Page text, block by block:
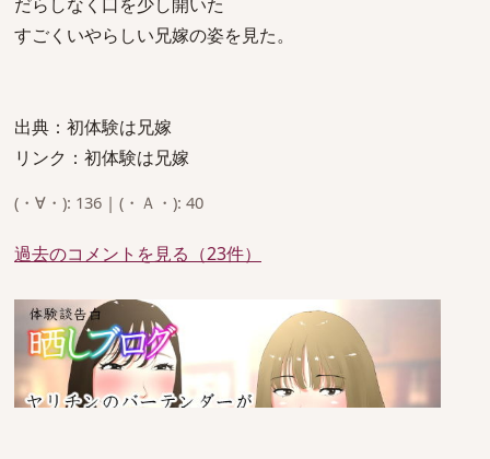
すごくいやらしい兄嫁の姿を見た。
出典：初体験は兄嫁
リンク：初体験は兄嫁
(・∀・): 136 | (・Ａ・): 40
過去のコメントを見る（23件）